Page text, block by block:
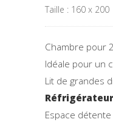
Taille : 160 x 200
Chambre pour
Idéale pour un
Lit de grandes
Réfrigérateur
Espace